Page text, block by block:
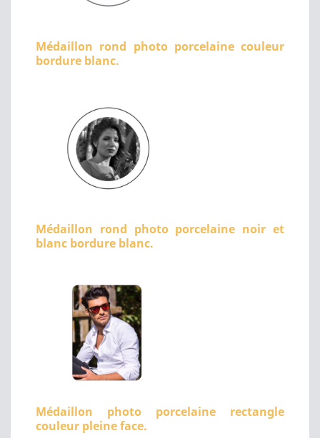
Médaillon rond photo porcelaine couleur
bordure blanc.
Médaillon rond photo porcelaine noir et
blanc bordure blanc.
Médaillon photo porcelaine rectangle
couleur pleine face.